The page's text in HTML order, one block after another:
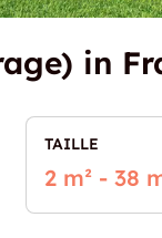
in
TAILLE
2 m² - 38